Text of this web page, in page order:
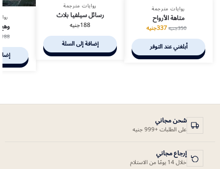
روايات مترجمة
متاهة الأرواح
350جنيه337جنيه
أبلغني عند التوفر
روايات مترجمة
رسائل سيلفيا بلاث
188جنيه
إضافة إلى السلة
188
شحن مجاني
على الطلبات +999 جنيه
إرجاع مجاني
خلال 14 يومًا من الاستلام